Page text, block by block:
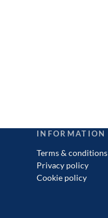
INFORMATION
Terms & conditions
Privacy policy
Cookie policy